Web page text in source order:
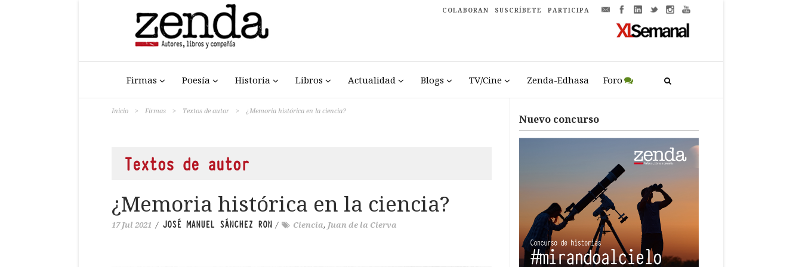
COLABORAN SUSCRÍBETE PARTICIPA
Firmas Poesía Historia Libros Actualidad Blogs TV/Cine Zenda-Edhasa Foro
Inicio > Firmas > Textos de autor > ¿Memoria histórica en la ciencia?
Textos de autor
¿Memoria histórica en la ciencia?
17 Jul 2021 / JOSÉ MANUEL SÁNCHEZ RON / Ciencia, Juan de la Cierva
Nuevo concurso